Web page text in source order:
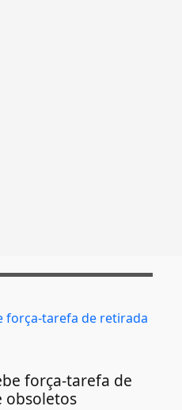
força-tarefa de
obsoletos